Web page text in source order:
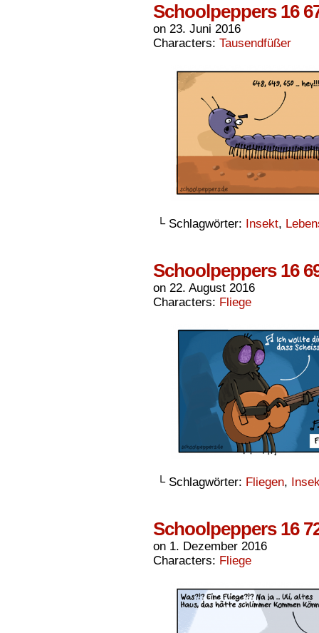
Schoolpeppers 16
on 23. Juni 2016
Characters: Tausendfüßer
└ Schlagwörter: Insekt,
Schoolpeppers 16
on 22. August 2016
Characters: Fliege
└ Schlagwörter: Fliegen,
Schoolpeppers 16
on 1. Dezember 2016
Characters: Fliege